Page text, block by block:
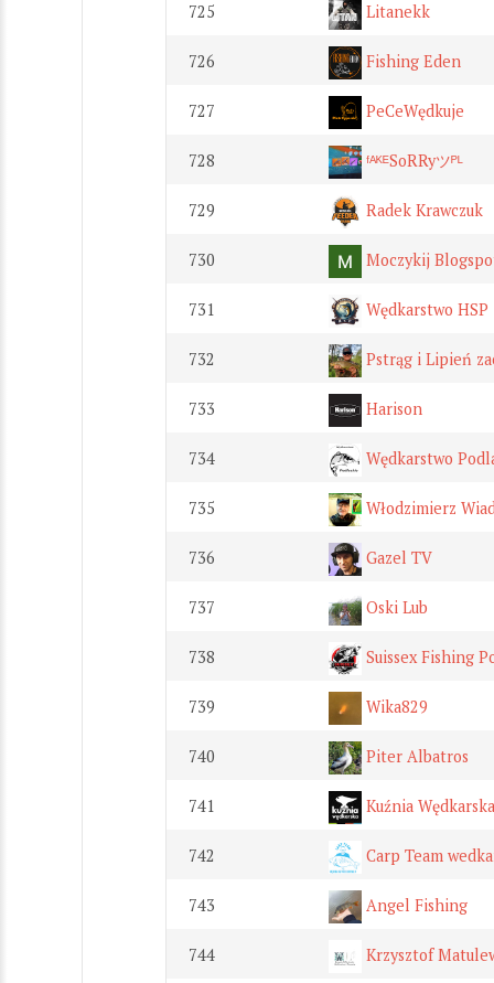
725 Litanekk
726 Fishing Eden
727 PeCeWędkuje
728 ᶠᴬᴷᴱSoRRyツᴾᴸ
729 Radek Krawczuk
730 Moczykij
731 Wędkarstwo HSP
732 Pstrąg i Lipień
733 Harison
734 Wędkarstwo
735 Włodzimierz
736 Gazel TV
737 Oski Lub
738 Suissex Fishing
739 Wika829
740 Piter Albatros
741 Kuźnia Wędkarska
742 Carp Team
743 Angel Fishing
744 Krzysztof